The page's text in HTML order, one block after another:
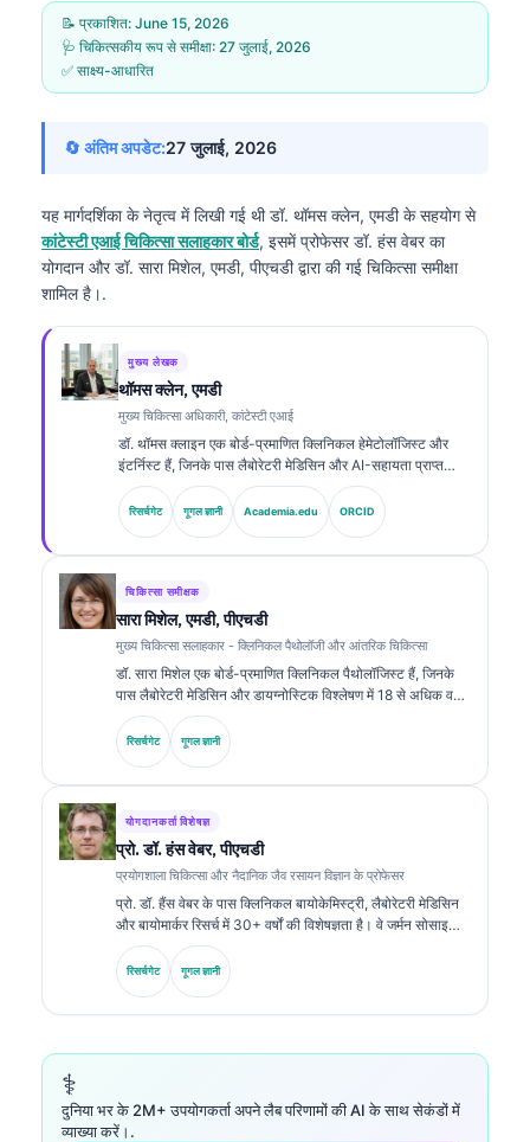
📝 प्रकाशित: June 15, 2026
🩺 चिकित्सकीय रूप से समीक्षा: 27 जुलाई, 2026
✅ साक्ष्य-आधारित
🔄 अंतिम अपडेट:27 जुलाई, 2026
यह मार्गदर्शिका के नेतृत्व में लिखी गई थीडॉ. थॉमस क्लेन, एमडीके सहयोग से
कांटेस्टी एआई चिकित्सा सलाहकार बोर्ड, इसमें प्रोफेसर डॉ. हंस वेबर का
योगदान और डॉ. सारा मिशेल, एमडी, पीएचडी द्वारा की गई चिकित्सा समीक्षा
शामिल है।.
मुख्य लेखक
थॉमस क्लेन, एमडी
मुख्य चिकित्सा अधिकारी, कांटेस्टी एआई
डॉ. थॉमस क्लाइन एक बोर्ड-प्रमाणित क्लिनिकल हेमेटोलॉजिस्ट और
इंटर्निस्ट हैं, जिनके पास लैबोरेटरी मेडिसिन और AI-सहायता प्राप्त
क्लिनिकल विश्लेषण में 15 से अधिक वर्षों का अनुभव है। Kantesti AI
में चीफ मेडिकल ऑफिसर के रूप में, वे मालिकाना न्यूरल नेटवर्क की
चिकित्सा सटीकता की क्लिनिकल निगरानी प्रदान करते हैं। डॉ. क्लाइन
रिसर्चगेट गूगल ज्ञानी Academia.edu ORCID
चिकित्सा समीक्षक
सारा मिशेल, एमडी, पीएचडी
मुख्य चिकित्सा सलाहकार - क्लिनिकल पैथोलॉजी और आंतरिक चिकित्सा
डॉ. सारा मिशेल एक बोर्ड-प्रमाणित क्लिनिकल पैथोलॉजिस्ट हैं, जिनके
पास लैबोरेटरी मेडिसिन और डायग्नोस्टिक विश्लेषण में 18 से अधिक वर्षों
का अनुभव है। उनके पास क्लिनिकल केमिस्ट्री में विशेष प्रमाणपत्र हैं
और उन्होंने क्लिनिकल प्रैक्टिस में बायोमार्कर पैनल तथा लैबोरेटरी
विश्लेषण पर व्यापक रूप से प्रकाशन किया है।.
रिसर्चगेट गूगल ज्ञानी
योगदानकर्ता विशेषज्ञ
प्रो. डॉ. हंस वेबर, पीएचडी
प्रयोगशाला चिकित्सा और नैदानिक जैव रसायन विज्ञान के प्रोफेसर
प्रो. डॉ. हैंस वेबर के पास क्लिनिकल बायोकेमिस्ट्री, लैबोरेटरी मेडिसिन
और बायोमार्कर रिसर्च में 30+ वर्षों की विशेषज्ञता है। वे जर्मन सोसाइटी
फॉर क्लिनिकल केमिस्ट्री के पूर्व अध्यक्ष रहे हैं। वे डायग्नोस्टिक पैनल
विश्लेषण, बायोमार्कर मानकीकरण और एआई-सहायता प्राप्त लैबोरेटरी
मेडिसिन में विशेषज्ञता रखते हैं।.
रिसर्चगेट गूगल ज्ञानी
⚕️
दुनिया भर के 2M+ उपयोगकर्ता अपने लैब परिणामों की AI के साथ सेकंडों में
व्याख्या करें।.